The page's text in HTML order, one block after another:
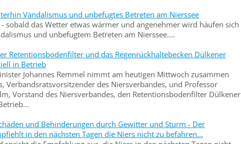
Vandalismus und unbefugtes Betreten am Nierssee
- sobald das Wetter etwas wärmer und angenehmer wird häufen sich
und unbefugtem Betreten am Nierssee....
Retentionsbodenfilter und das Regenrückhaltebecken Dülkener
in Betrieb
Johannes Remmel nimmt am heutigen Mittwoch zusammen
Verbandsratsvorsitzender des Niersverbandes, und Professor
Vorstand des Niersverbandes, den Retentionsbodenfilter Dülkener
und Behinderungen durch Gewitter und Sturm - Der
in den nächsten Tagen die Niers nicht zu befahren...